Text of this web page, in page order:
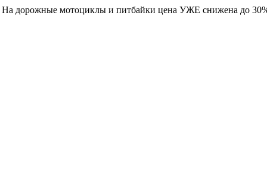
На дорожные мотоциклы и питбайки цена УЖЕ снижена до